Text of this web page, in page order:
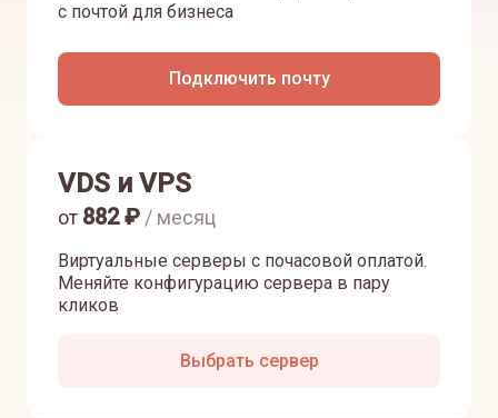
с почтой для бизнеса
Подключить почту
VDS и VPS
Виртуальные серверы с почасовой оплатой.
Меняйте конфигурацию сервера в пару
кликов
от 882₽ / месяц
Выбрать сервер